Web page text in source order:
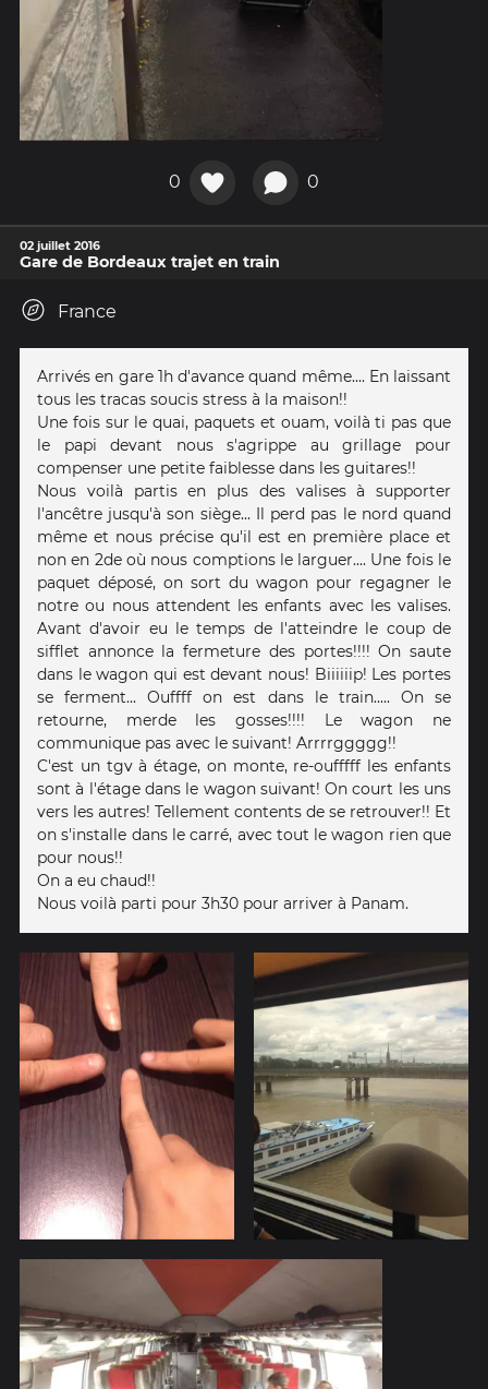
0 0
02 juillet 2016
Gare de Bordeaux trajet en train
France
Arrivés en gare 1h d'avance quand même.... En laissant
tous les tracas soucis stress à la maison!!
Une fois sur le quai, paquets et ouam, voilà ti pas que
le papi devant nous s'agrippe au grillage pour
compenser une petite faiblesse dans les guitares!!
Nous voilà partis en plus des valises à supporter
l'ancêtre jusqu'à son siège... Il perd pas le nord quand
même et nous précise qu'il est en première place et
non en 2de où nous comptions le larguer.... Une fois le
paquet déposé, on sort du wagon pour regagner le
notre ou nous attendent les enfants avec les valises.
Avant d'avoir eu le temps de l'atteindre le coup de
sifflet annonce la fermeture des portes!!!! On saute
dans le wagon qui est devant nous! Biiiiiip! Les portes
se ferment... Ouffff on est dans le train..... On se
retourne, merde les gosses!!!! Le wagon ne
communique pas avec le suivant! Arrrrggggg!!
C'est un tgv à étage, on monte, re-oufffff les enfants
sont à l'étage dans le wagon suivant! On court les uns
vers les autres! Tellement contents de se retrouver!! Et
on s'installe dans le carré, avec tout le wagon rien que
pour nous!!
On a eu chaud!!
Nous voilà parti pour 3h30 pour arriver à Panam.